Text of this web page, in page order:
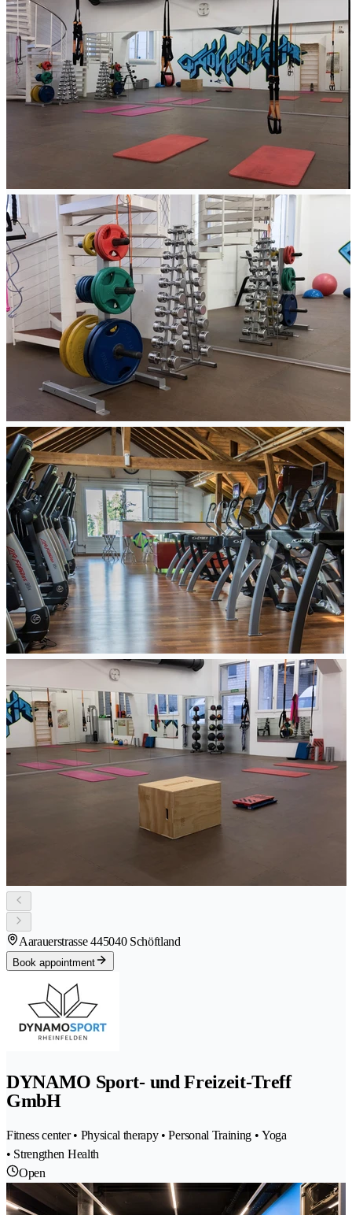
Aarauerstrasse 445040 Schöftland
Book appointment
DYNAMO Sport- und Freizeit-Treff
GmbH
Fitness center • Physical therapy • Personal Training • Yoga
• Strengthen Health
Open